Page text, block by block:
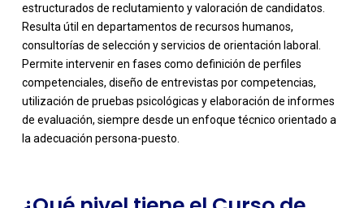
estructurados de reclutamiento y valoración de candidatos.
Resulta útil en departamentos de recursos humanos,
consultorías de selección y servicios de orientación laboral.
Permite intervenir en fases como definición de perfiles
competenciales, diseño de entrevistas por competencias,
utilización de pruebas psicológicas y elaboración de informes
de evaluación, siempre desde un enfoque técnico orientado a
la adecuación persona-puesto.
-